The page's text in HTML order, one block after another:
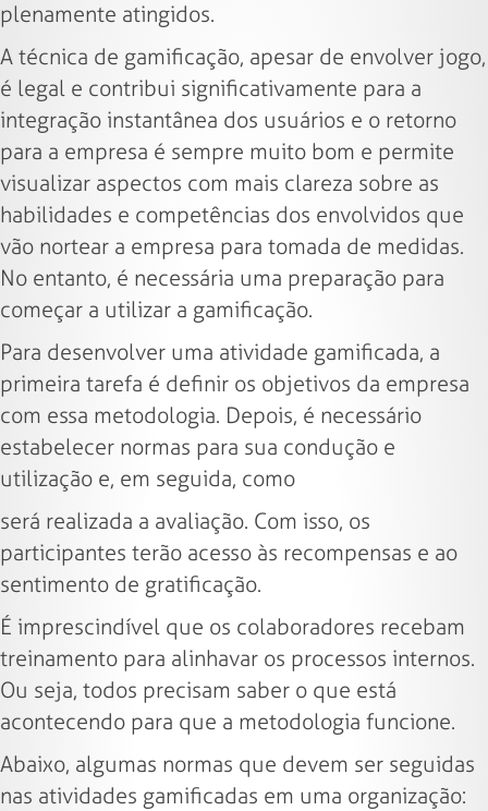
plenamente atingidos.
A técnica de gamificação, apesar de envolver jogo,
é legal e contribui significativamente para a
integração instantânea dos usuários e o retorno
para a empresa é sempre muito bom e permite
visualizar aspectos com mais clareza sobre as
habilidades e competências dos envolvidos que
vão nortear a empresa para tomada de medidas.
No entanto, é necessária uma preparação para
começar a utilizar a gamificação.
Para desenvolver uma atividade gamificada, a
primeira tarefa é definir os objetivos da empresa
com essa metodologia. Depois, é necessário
estabelecer normas para sua condução e
utilização e, em seguida, como
será realizada a avaliação. Com isso, os
participantes terão acesso às recompensas e ao
sentimento de gratificação.
É imprescindível que os colaboradores recebam
treinamento para alinhavar os processos internos.
Ou seja, todos precisam saber o que está
acontecendo para que a metodologia funcione.
Abaixo, algumas normas que devem ser seguidas
nas atividades gamificadas em uma organização: